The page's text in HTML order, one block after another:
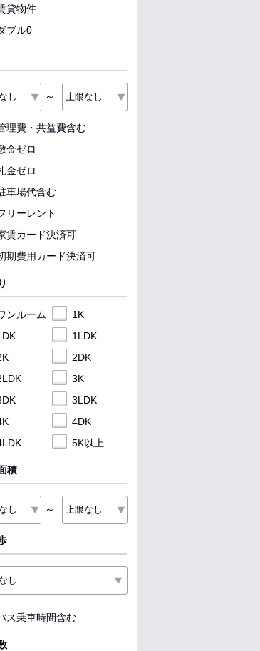
貸物件
ブル0
～
理費・共益費含む
金ゼロ
金ゼロ
車場代含む
リーレント
賃カード決済可
期費用カード決済可
ンルーム
1K
1LDK
2DK
3K
3LDK
4DK
5K以上
積
～
ス乗車時間含む